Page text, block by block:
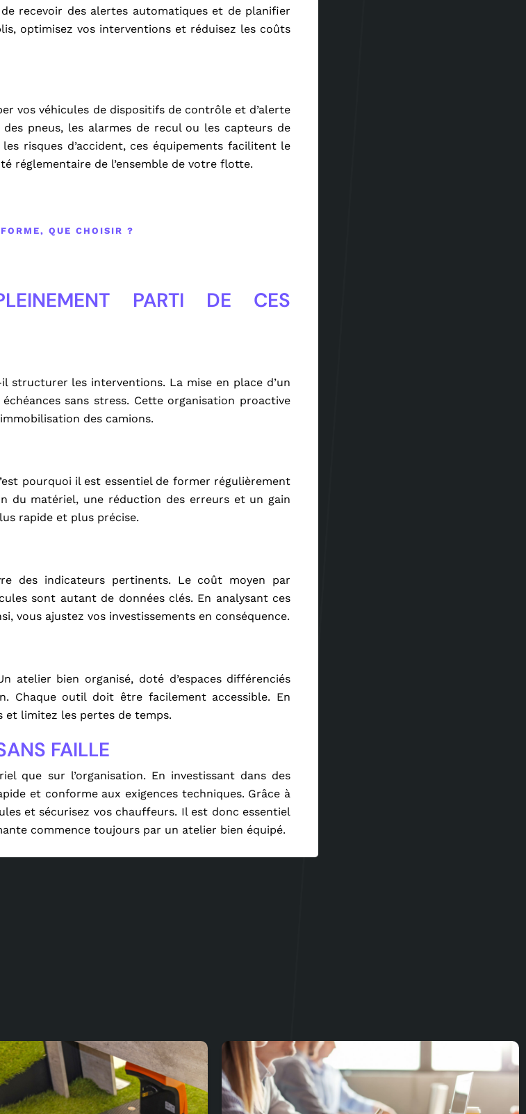
recevoir des alertes automatiques et de planifier
optimisez vos interventions et réduisez les coûts
vos véhicules de dispositifs de contrôle et d’alerte
pneus, les alarmes de recul ou les capteurs de
risques d’accident, ces équipements facilitent le
réglementaire de l’ensemble de votre flotte.
QUE CHOISIR ?
PARTI DE CES
les interventions. La mise en place d’un
sans stress. Cette organisation proactive
des camions.
pourquoi il est essentiel de former régulièrement
du matériel, une réduction des erreurs et un gain
rapide et plus précise.
des indicateurs pertinents. Le coût moyen par
sont autant de données clés. En analysant ces
vous ajustez vos investissements en conséquence.
atelier bien organisé, doté d’espaces différenciés
Chaque outil doit être facilement accessible. En
limitez les pertes de temps.
FAILLE
que sur l’organisation. En investissant dans des
et conforme aux exigences techniques. Grâce à
et sécurisez vos chauffeurs. Il est donc essentiel
commence toujours par un atelier bien équipé.